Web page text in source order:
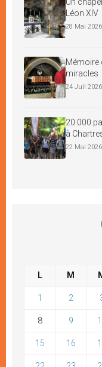
Léon XIV
28 Mai 2026
Mémoire
miracles
24 Juil 2026
20 000
à
22 Mai 2026
L M
1 2
8 9
15 16